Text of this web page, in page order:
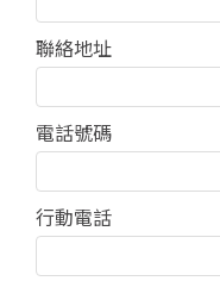
聯絡地址
電話號碼
行動電話